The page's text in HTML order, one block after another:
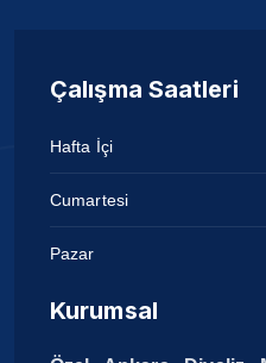
Çalışma Saatleri
Hafta İçi
Cumartesi
Pazar
Kurumsal